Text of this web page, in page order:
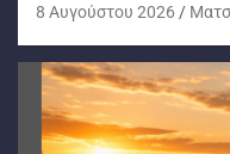
8 Αυγούστου 2026